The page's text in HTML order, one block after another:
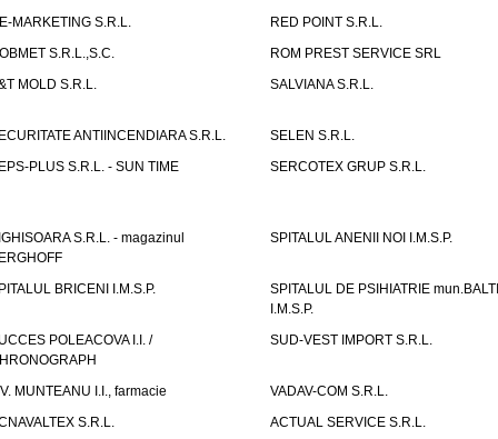
MARKETING S.R.L.
RED POINT S.R.L.
S.R.L.,S.C.
ROM PREST SERVICE SRL
MOLD S.R.L.
SALVIANA S.R.L.
ANTIINCENDIARA S.R.L.
SELEN S.R.L.
PLUS S.R.L. - SUN TIME
SERCOTEX GRUP S.R.L.
S.R.L. - magazinul
SPITALUL ANENII NOI I.M.S.P.
BRICENI I.M.S.P.
SPITALUL DE PSIHIATRIE mun.BALTI
I.M.S.P.
POLEACOVA I.I. /
SUD-VEST IMPORT S.R.L.
MUNTEANU I.I., farmacie
VADAV-COM S.R.L.
S.R.L.
ACTUAL SERVICE S.R.L.